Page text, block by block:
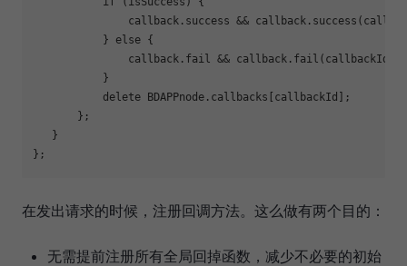
callback.success &&
           }
else {
callback.fail && callback.fail(callbackId,
           }
           delete BDAPPnode.callbacks[callbackId];
       };
   }
在发出请求的时候，注册回调方法。这么做有两个目的：
无需提前注册所有全局回掉函数，减少不必要的初始